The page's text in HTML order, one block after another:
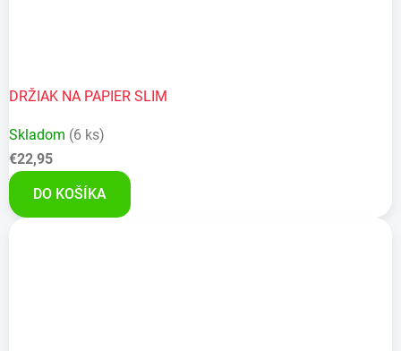
DRŽIAK NA PAPIER SLIM
Skladom (6 ks)
€22,95
DO KOŠÍKA